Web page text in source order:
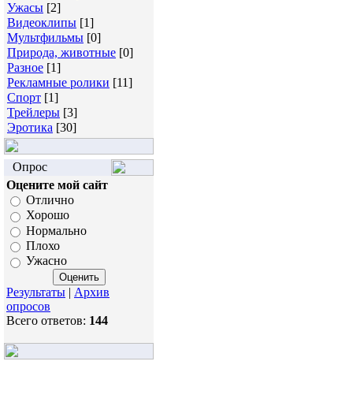
Ужасы [2]
Видеоклипы [1]
Мультфильмы [0]
Природа, животные [0]
Разное [1]
Рекламные ролики [11]
Спорт [1]
Трейлеры [3]
Эротика [30]
Опрос
Оцените мой сайт
Отлично
Хорошо
Нормально
Плохо
Ужасно
Результаты | Архив
опросов
Всего ответов: 144